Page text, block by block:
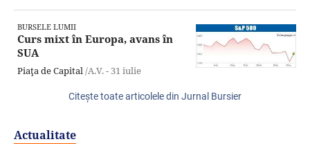
BURSELE LUMII
Curs mixt în Europa, avans în
SUA
Piaţa de Capital/A.V. - 31 iulie
Citeşte toate articolele din Jurnal Bursier
Actualitate